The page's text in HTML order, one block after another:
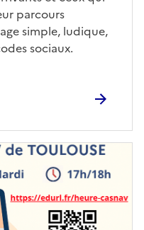
parcours
simple, ludique,
sociaux.